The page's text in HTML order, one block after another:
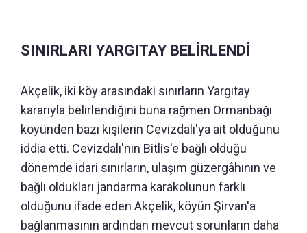
SINIRLARI YARGITAY BELİRLENDİ
Akçelik, iki köy arasındaki sınırların Yargıtay
kararıyla belirlendiğini buna rağmen Ormanbağı
köyünden bazı kişilerin Cevizdalı'ya ait olduğunu
iddia etti. Cevizdalı'nın Bitlis'e bağlı olduğu
dönemde idari sınırların, ulaşım güzergâhının ve
bağlı oldukları jandarma karakolunun farklı
olduğunu ifade eden Akçelik, köyün Şirvan'a
bağlanmasının ardından mevcut sorunların daha